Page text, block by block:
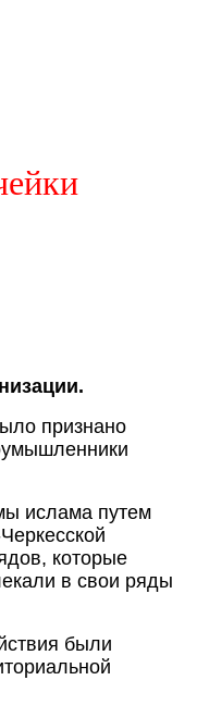
признано
ислама путем
которые
в свои ряды
были